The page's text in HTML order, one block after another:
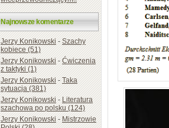
Najnowsze komentarze
Jerzy Konikowski-Szachy
kobiece (51)
Jerzy Konikowski-Ćwiczenia
z taktyki (1)
Jerzy Konikowski-Taka
sytuacja (381)
Jerzy Konikowski-Literatura
szachowa po polsku (124)
Jerzy Konikowski-Mistrzowie